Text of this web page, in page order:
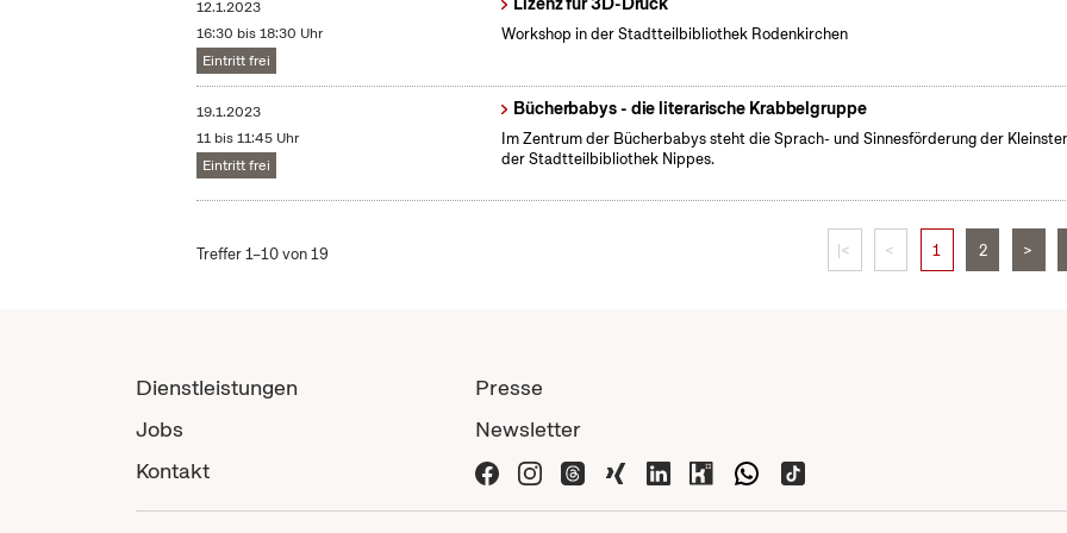
12.1.2023
16:30 bis 18:30 Uhr
Eintritt frei
Workshop in der Stadtteilbibliothek Rodenkirchen
19.1.2023
11 bis 11:45 Uhr
Eintritt frei
Bücherbabys - die literarische Krabbelgruppe
Im Zentrum der Bücherbabys steht die Sprach- und Sinnesförderung der
der Stadtteilbibliothek Nippes.
Treffer 1–10 von 19 |< < 1 2 >
Dienstleistungen
Jobs
Kontakt
Presse
Newsletter